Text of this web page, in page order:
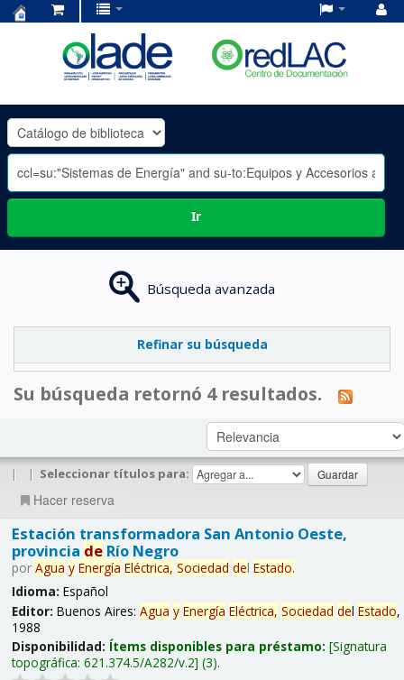
OLADE
-
Ir
Búsqueda avanzada
Refinar su búsqueda
Su búsqueda retornó 4 resultados.
| | Seleccionar títulos para:
Hacer reserva
Estación transformadora San Antonio Oeste,
provincia deRío Negro
por Agua y Energía Eléctrica, Sociedad del Estado.
Idioma: Español
Editor: Buenos Aires: Agua y Energía Eléctrica, Sociedad del Estado,
1988
Disponibilidad: Ítems disponibles para préstamo: Signatura
topográfica: 621.374.5/A282/v.2 (3).